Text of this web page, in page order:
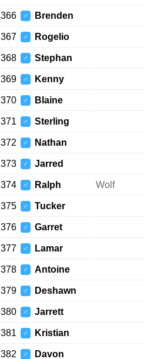
366 ♂ Brenden
367 ♂ Rogelio
368 ♂ Stephan
369 ♂ Kenny
370 ♂ Blaine
371 ♂ Sterling
372 ♂ Nathan
373 ♂ Jarred
374 ♂ Ralph Wolf
375 ♂ Tucker
376 ♂ Garret
377 ♂ Lamar
378 ♂ Antoine
379 ♂ Deshawn
380 ♂ Jarrett
381 ♂ Kristian
382 ♂ Davon